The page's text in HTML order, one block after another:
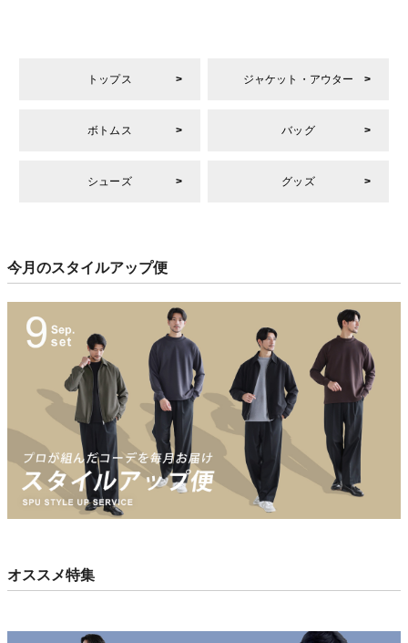
トップス ジャケット・アウター
ボトムス バッグ
シューズ グッズ
今月のスタイルアップ便
オススメ特集